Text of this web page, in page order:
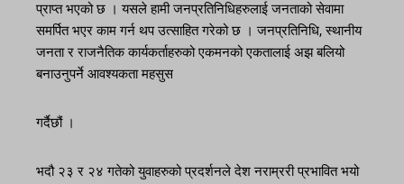
प्राप्त भएको छ । यसले हामी जनप्रतिनिधिहरुलाई जनताको सेवामा
समर्पित भएर काम गर्न थप उत्साहित गरेको छ । जनप्रतिनिधि, स्थानीय
जनता र राजनैतिक कार्यकर्ताहरुको एकमनको एकतालाई अझ बलियो
बनाउनुपर्ने आवश्यकता महसुस
गर्दैछौं ।
भदौ २३ र २४ गतेको युवाहरुको प्रदर्शनले देश नराम्ररी प्रभावित भयो